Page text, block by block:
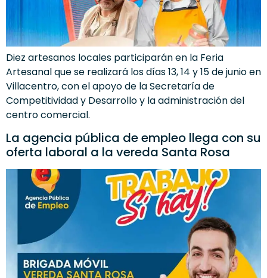
Diez artesanos locales participarán en la Feria
Artesanal que se realizará los días 13, 14 y 15 de junio en
Villacentro, con el apoyo de la Secretaría de
Competitividad y Desarrollo y la administración del
centro comercial.
La agencia pública de empleo llega con su
oferta laboral a la vereda Santa Rosa